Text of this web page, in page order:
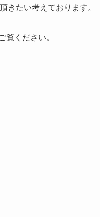
たい考えております。
ください。